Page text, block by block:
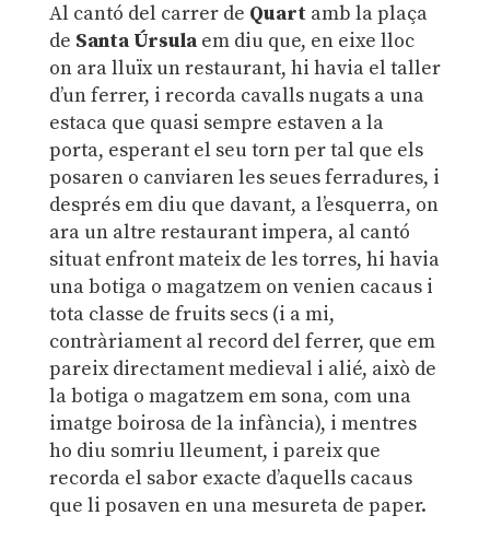
Al cantó del carrer de Quartamb la plaça
de Santa Úrsulaem diu que, en eixe lloc
on ara lluïx un restaurant, hi havia el taller
d’un ferrer, i recorda cavalls nugats a una
estaca que quasi sempre estaven a la
porta, esperant el seu torn per tal que els
posaren o canviaren les seues ferradures, i
després em diu que davant, a l’esquerra, on
ara un altre restaurant impera, al cantó
situat enfront mateix de les torres, hi havia
una botiga o magatzem on venien cacaus i
tota classe de fruits secs (i a mi,
contràriament al record del ferrer, que em
pareix directament medieval i alié, això de
la botiga o magatzem em sona, com una
imatge boirosa de la infància), i mentres
ho diu somriu lleument, i pareix que
recorda el sabor exacte d’aquells cacaus
que li posaven en una mesureta de paper.